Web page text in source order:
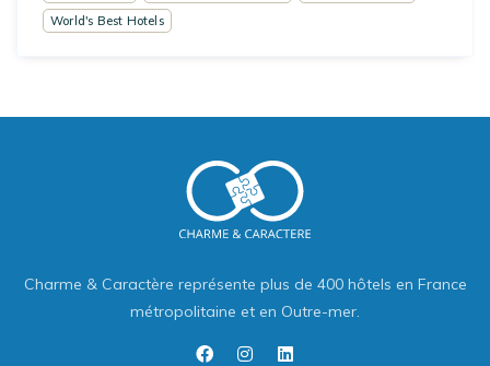
World's Best Hotels
Charme & Caractère représente plus de 400 hôtels en France
métropolitaine et en Outre-mer.